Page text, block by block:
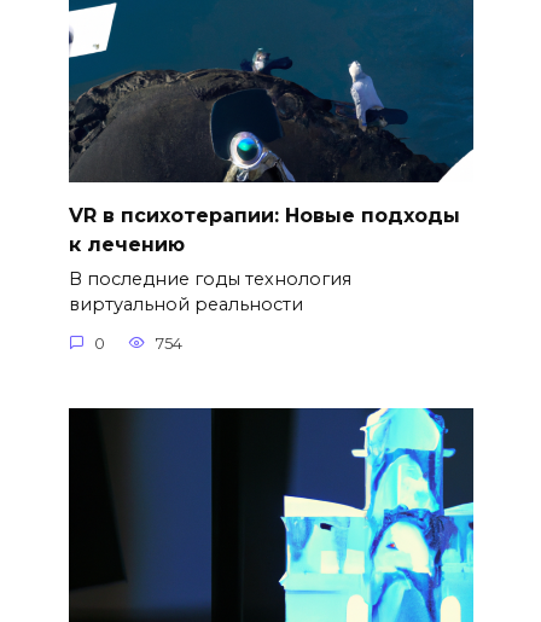
VR в психотерапии: Новые подходы
к лечению
В последние годы технология
виртуальной реальности
0 754